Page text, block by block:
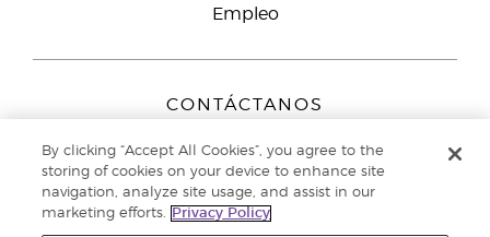
Empleo
CONTÁCTANOS
Peizerweg 97
9727 AJ Groningen
Netherlands
By clicking “Accept All Cookies”, you agree to the
storing of cookies on your device to enhance site
navigation, analyze site usage, and assist in our
marketing efforts.
Privacy Policy